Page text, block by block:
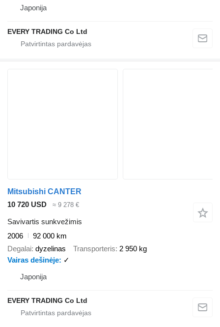
Japonija
EVERY TRADING Co Ltd
Mitsubishi CANTER
10 720 USD
≈ 9 278 €
Savivartis sunkvežimis
2006
92 000 km
Degalai dyzelinas Transporteris 2 950 kg
Vairas dešinėje
✓
Japonija
EVERY TRADING Co Ltd